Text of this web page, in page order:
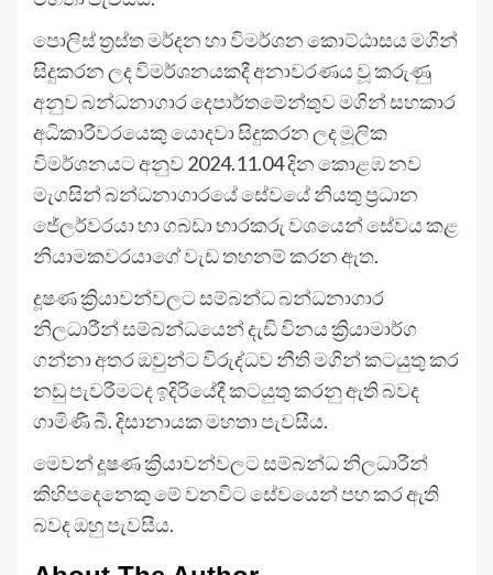
පොලිස් ත්‍රස්ත මර්දන හා විමර්ශන කොට්ඨාසය මගින්
සිදුකරන ලද විමර්ශනයකදී අනාවරණය වූ කරුණු
අනුව බන්ධනාගාර දෙපාර්තමේන්තුව මගින් සහකාර
අධිකාරීවරයෙකු යොදවා සිදුකරන ලද මූලික
විමර්ශනයට අනුව 2024.11.04 දින කොළඹ නව
මැගසින් බන්ධනාගාරයේ සේවයේ නියතු ප්‍රධාන
ජේලර්වරයා හා ගබඩා භාරකරු වශයෙන් සේවය කළ
නියාමකවරයාගේ වැඩ තහනම් කරන ඇත.
දූෂණ ක්‍රියාවන්වලට සම්බන්ධ බන්ධනාගාර
නිලධාරීන් සම්බන්ධයෙන් දැඩි විනය ක්‍රියාමාර්ග
ගන්නා අතර ඔවුන්ට විරුද්ධව නීති මගින් කටයුතු කර
නඩු පැවරීමටද ඉදිරියේදී කටයුතු කරනු ඇති බවද
ගාමිණී බී. දිසානායක මහතා පැවසීය.
මෙවන් දූෂණ ක්‍රියාවන්වලට සම්බන්ධ නිලධාරීන්
කිහිපදෙනෙකු මේ වනවිට සේවයෙන් පහ කර ඇති
බවද ඔහු පැවසීය.